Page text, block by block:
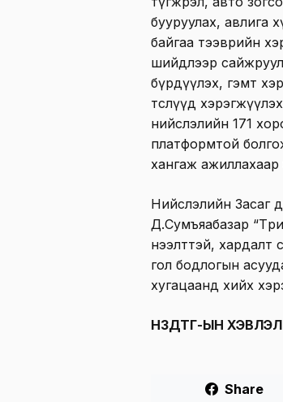
бууруулах, авлига
байгаа тээврийн
шийдлээр
бүрдүүлэх, гэмт
төслүүд
нийслэлийн 171
платформтой
хангаж ажиллахаар
Нийслэлийн Засаг
Д.Сумъяабазар
нээлттэй, хардалт
гол бодлогын
хугацаанд хийх
НЗДТГ-ЫН
Share